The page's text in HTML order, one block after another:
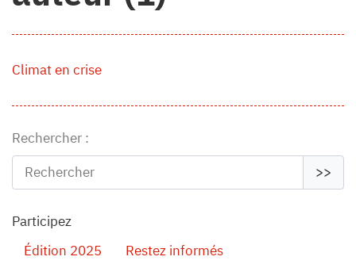
Climat en crise
Rechercher :
>>
Participez
Édition 2025
Restez informés